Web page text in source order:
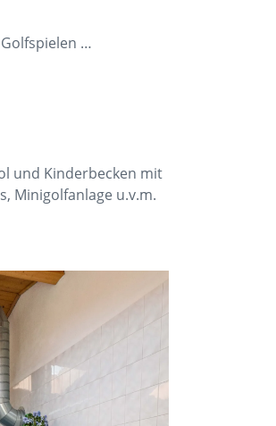
…
und Kinderbecken mit
Minigolfanlage u.v.m.